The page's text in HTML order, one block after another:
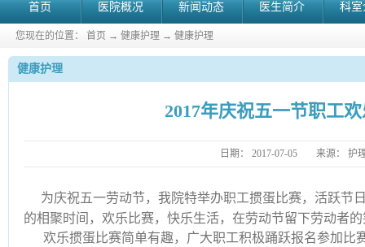
首页 医院概况 新闻动态 医生简介 科
您现在的位置： 首页 → 健康护理 → 健康护理
健康护理
2017年庆祝五一节职工
日期： 2017-07-05 来源： 护
为庆祝五一劳动节，我院特举办职工掼蛋比赛，活跃节
的相聚时间，欢乐比赛，快乐生活，在劳动节留下劳动者
欢乐掼蛋比赛简单有趣，广大职工积极踊跃报名参加比